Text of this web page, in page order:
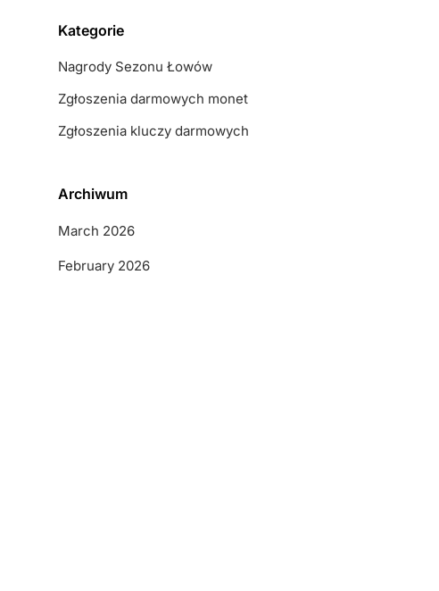
Kategorie
Nagrody Sezonu Łowów
Zgłoszenia darmowych monet
Zgłoszenia kluczy darmowych
Archiwum
March 2026
February 2026